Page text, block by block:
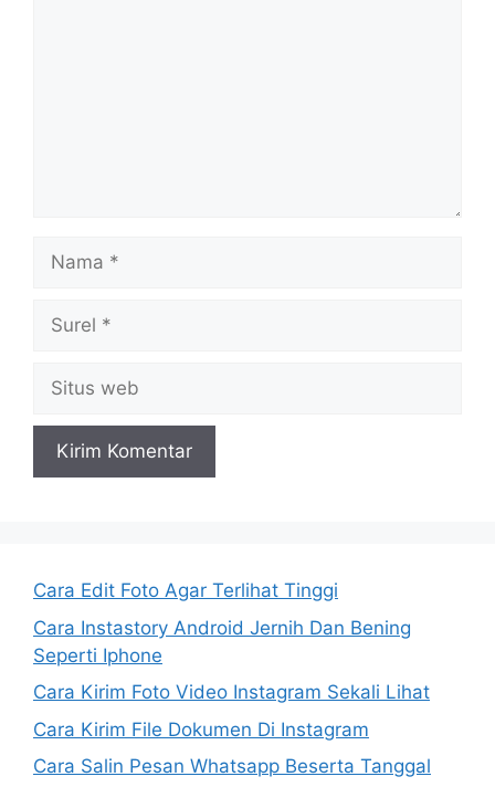
Nama
Surel
Situs
web
Cara Edit Foto Agar Terlihat Tinggi
Cara Instastory Android Jernih Dan Bening
Seperti Iphone
Cara Kirim Foto Video Instagram Sekali Lihat
Cara Kirim File Dokumen Di Instagram
Cara Salin Pesan Whatsapp Beserta Tanggal